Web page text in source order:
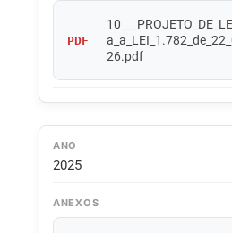
PDF
26.pdf
ANO
2025
ANEXOS